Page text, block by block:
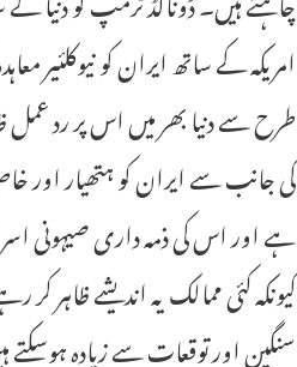
امریکہ کے ساتھ ایران کو نیوکلئیر
طرح سے دنیا بھر میں اس پر رد عمل
کی جانب سے ایران کو ہتھیار اور خاص
ہے اور اس کی ذمہ داری صیہونی
کیونکہ کئی ممالک یہ اندیشے ظاہر
سنگین اور توقعات سے زیادہ